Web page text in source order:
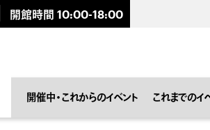
開館時間 10:00-18:00
開催中・これからのイベント これまでのイ